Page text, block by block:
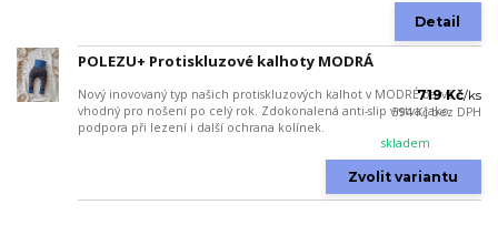
Detail
POLEZU+ Protiskluzové kalhoty MODRÁ
Nový inovovaný typ našich protiskluzových kalhot v MODRÉ barvě -
vhodný pro nošení po celý rok. Zdokonalená anti-slip vrstva jako
podpora při lezení i další ochrana kolínek.
719 Kč/ks
594 Kčbez DPH
skladem
Zvolit variantu